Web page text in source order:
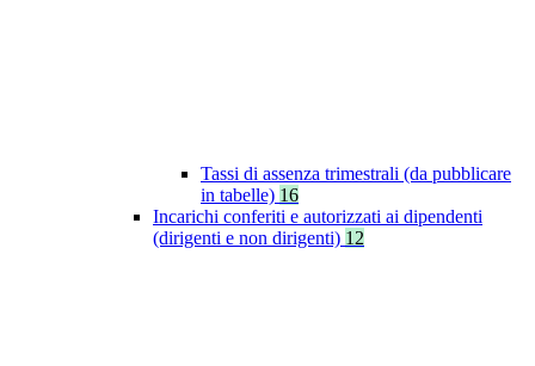
Tassi di assenza trimestrali (da pubblicare
in tabelle) 16
Incarichi conferiti e autorizzati ai dipendenti
(dirigenti e non dirigenti) 12